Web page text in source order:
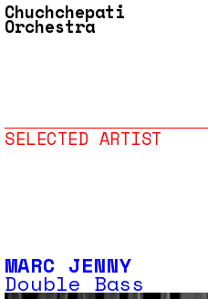
Chuchchepati
Orchestra
SELECTED ARTIST
MARC JENNY
Double Bass